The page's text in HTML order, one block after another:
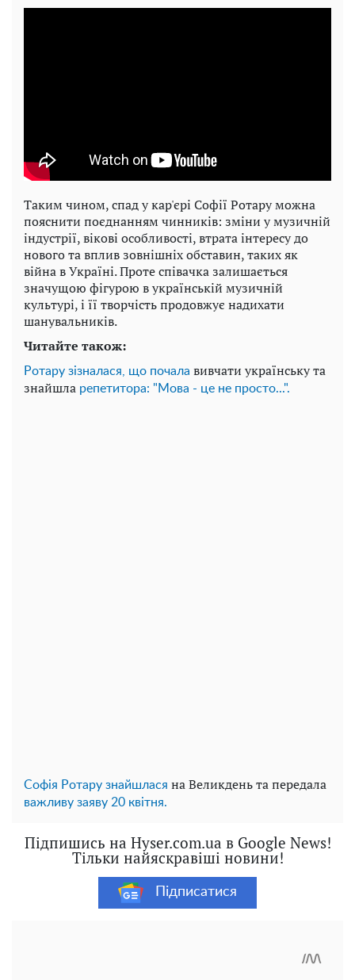
Таким чином, спад у кар'єрі Софії Ротару можна
пояснити поєднанням чинників: зміни у музичній
індустрії, вікові особливості, втрата інтересу до
нового та вплив зовнішніх обставин, таких як
війна в Україні. Проте співачка залишається
значущою фігурою в українській музичній
культурі, і її творчість продовжує надихати
шанувальників.
Читайте також:
Ротару зізналася, що почала вивчати українську та
знайшла репетитора: "Мова - це не просто...".
Софія Ротару знайшлася на Великдень та передала
важливу заяву 20 квітня.
Підпишись на Hyser.com.ua в Google News!
Тільки найяскравіші новини!
Підписатися